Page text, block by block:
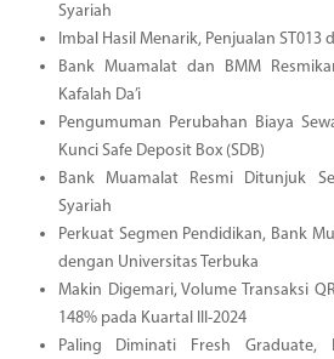
Syariah
Imbal Hasil Menarik, Penjualan ST013
Bank Muamalat dan BMM
Kafalah Da’i
Pengumuman Perubahan Biaya
Kunci Safe Deposit Box (SDB)
Bank Muamalat Resmi Ditunjuk
Syariah
Perkuat Segmen Pendidikan, Bank
dengan Universitas Terbuka
Makin Digemari, Volume Transaksi
148% pada Kuartal III-2024
Paling Diminati Fresh Graduate,